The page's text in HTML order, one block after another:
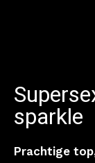
sparkle
Prachtige